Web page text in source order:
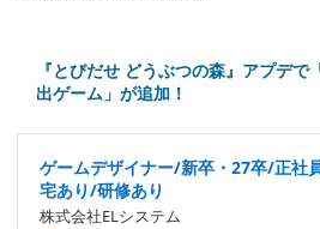
『とびだせ どうぶつの森』アプデ
出ゲーム」が追加！
ゲームデザイナー/新卒・27卒/正社
宅あり/研修あり
株式会社ELシステム